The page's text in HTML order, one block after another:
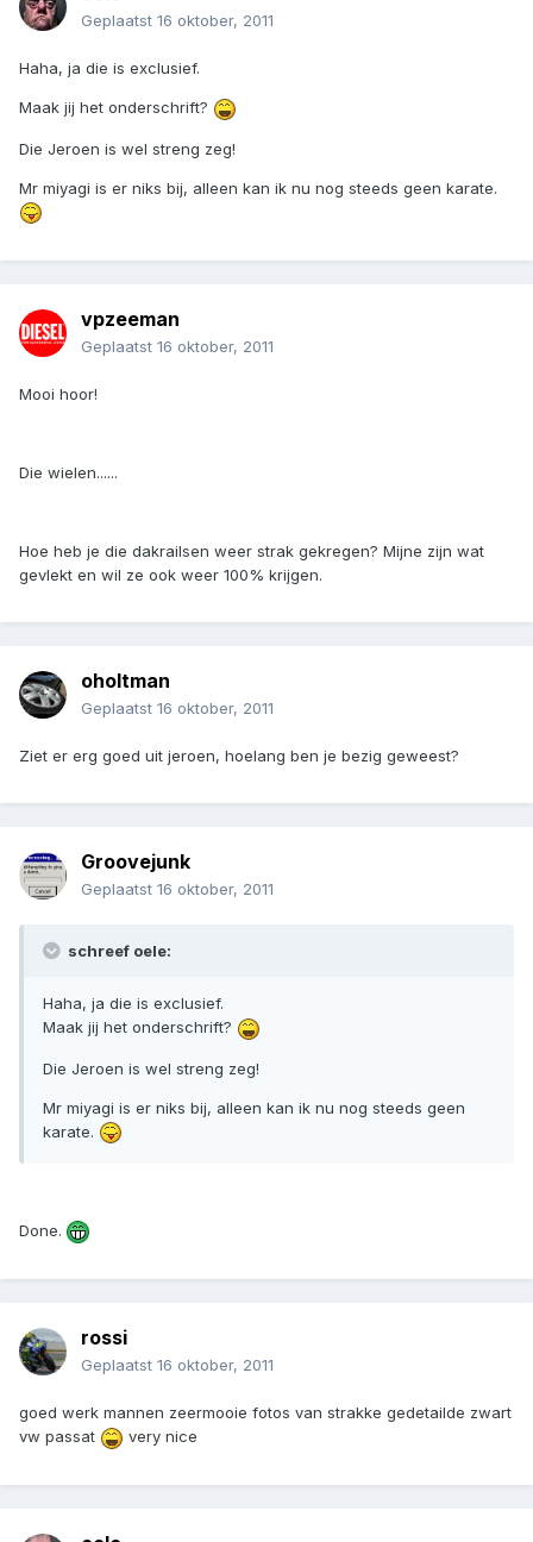
Geplaatst 16 oktober, 2011
Haha, ja die is exclusief.
Maak jij het onderschrift?
Die Jeroen is wel streng zeg!
Mr miyagi is er niks bij, alleen kan ik nu nog steeds geen karate.
vpzeeman
Geplaatst 16 oktober, 2011
Mooi hoor!
Die wielen......
Hoe heb je die dakrailsen weer strak gekregen? Mijne zijn wat
gevlekt en wil ze ook weer 100% krijgen.
oholtman
Geplaatst 16 oktober, 2011
Ziet er erg goed uit jeroen, hoelang ben je bezig geweest?
Groovejunk
Geplaatst 16 oktober, 2011
schreef oele:
Haha, ja die is exclusief.
Maak jij het onderschrift?
Die Jeroen is wel streng zeg!
Mr miyagi is er niks bij, alleen kan ik nu nog steeds geen
karate.
Done.
rossi
Geplaatst 16 oktober, 2011
goed werk mannen zeermooie fotos van strakke gedetailde zwart
vw passat
very nice